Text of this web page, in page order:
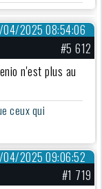
2025 08:54:06
#5 612
n'est plus au
ceux qui
2025 09:06:52
#1 719